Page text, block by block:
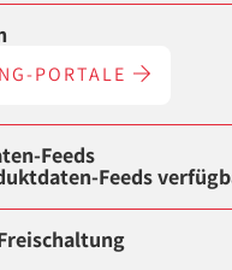
PORTALE
Feeds
Feeds